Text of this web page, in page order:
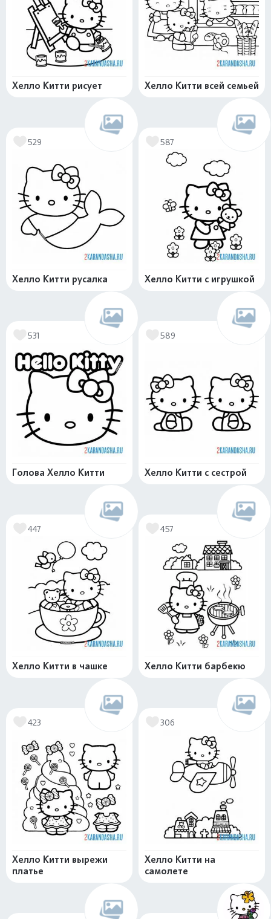
Хелло Китти рисует Хелло Китти всей семьей
529
Хелло Китти русалка
587
Хелло Китти с игрушкой
531
Голова Хелло Китти
589
Хелло Китти с сестрой
447
Хелло Китти в чашке
457
Хелло Китти барбекю
423
Хелло Китти вырежи
платье
306
Хелло Китти на
самолете